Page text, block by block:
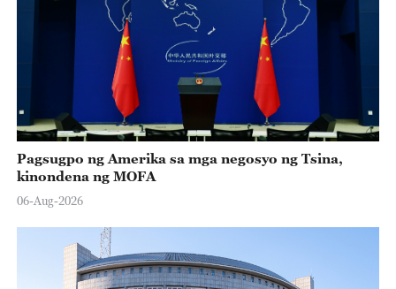
Pagsugpo ng Amerika sa mga negosyo ng Tsina,
kinondena ng MOFA
06-Aug-2026